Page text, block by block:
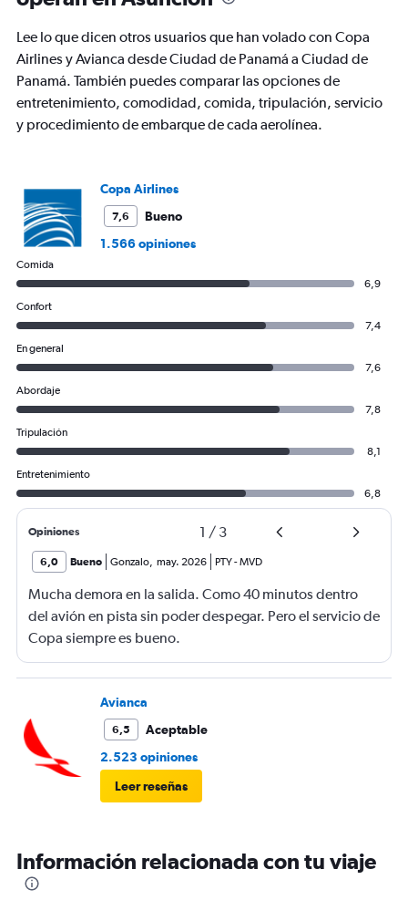
Lee lo que dicen otros usuarios que han volado con Copa
Airlines y Avianca desde Ciudad de Panamá a Ciudad de
Panamá. También puedes comparar las opciones de
entretenimiento, comodidad, comida, tripulación, servicio
y procedimiento de embarque de cada aerolínea.
Copa Airlines
7,6
Bueno
1.566 opiniones
Comida
6,9
Confort
7,4
En general
7,6
Abordaje
7,8
Tripulación
8,1
Entretenimiento
6,8
Opiniones 1 / 3
6,0 Bueno Gonzalo, may. 2026 PTY-MVD
Mucha demora en la salida. Como 40 minutos dentro
del avión en pista sin poder despegar. Pero el servicio de
Copa siempre es bueno.
Avianca
6,5
Aceptable
2.523 opiniones
Leer reseñas
Información relacionada con tu viaje